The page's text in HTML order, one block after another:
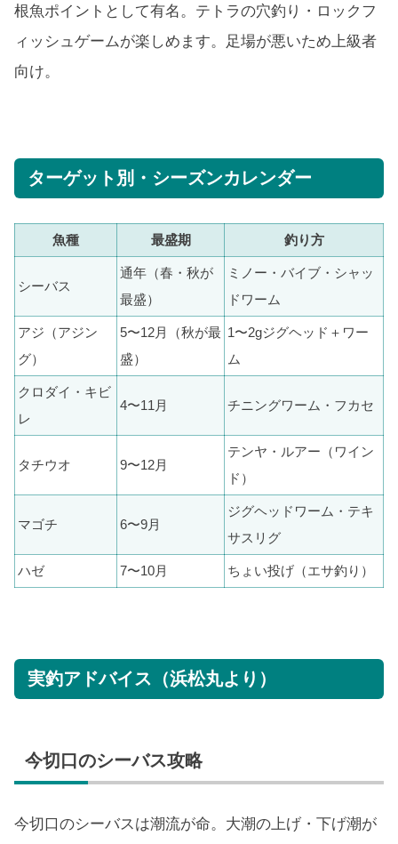
根魚ポイントとして有名。テトラの穴釣り・ロックフ
ィッシュゲームが楽しめます。足場が悪いため上級者
向け。
ターゲット別・シーズンカレンダー
魚種 最盛期 釣り方
シーバス
通年（春・秋が
最盛）
ミノー・バイブ・シャッ
ドワーム
アジ（アジン
グ）
5〜12月（秋が最
盛）
1〜2gジグヘッド＋ワー
ム
クロダイ・キビ
レ
4〜11月 チニングワーム・フカセ
タチウオ 9〜12月
テンヤ・ルアー（ワイン
ド）
マゴチ 6〜9月
ジグヘッドワーム・テキ
サスリグ
ハゼ 7〜10月 ちょい投げ（エサ釣り）
実釣アドバイス（浜松丸より）
今切口のシーバス攻略
今切口のシーバスは潮流が命。大潮の上げ・下げ潮が